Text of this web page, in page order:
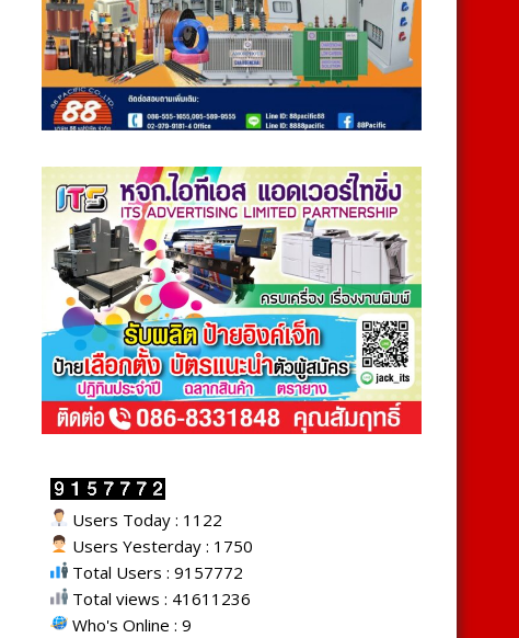
Users Today : 1122
Users Yesterday : 1750
Total Users : 9157772
Total views : 41611236
Who's Online : 9